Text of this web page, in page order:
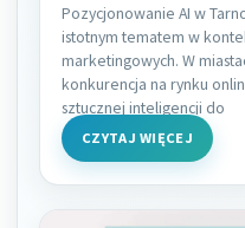
Pozycjonowanie AI w
istotnym tematem w
marketingowych. W
konkurencja na rynku
sztucznej inteligencji do
CZYTAJ WIĘCEJ